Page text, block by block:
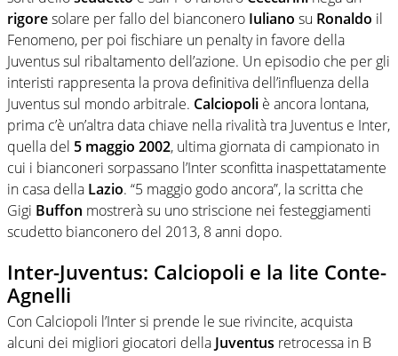
rigoresolare per fallo del bianconero Iuliano su Ronaldo il
Fenomeno, per poi fischiare un penalty in favore della
Juventus sul ribaltamento dell’azione. Un episodio che per gli
interisti rappresenta la prova definitiva dell’influenza della
Juventus sul mondo arbitrale. Calciopoli è ancora lontana,
prima c’è un’altra data chiave nella rivalità tra Juventus e Inter,
quella del 5 maggio 2002, ultima giornata di campionato in
cui i bianconeri sorpassano l’Inter sconfitta inaspettatamente
in casa della Lazio. “5 maggio godo ancora”, la scritta che
Gigi Buffon mostrerà su uno striscione nei festeggiamenti
scudetto bianconero del 2013, 8 anni dopo.
Inter-Juventus: Calciopoli e la lite Conte-
Agnelli
Con Calciopoli l’Inter si prende le sue rivincite, acquista
alcuni dei migliori giocatori della Juventus retrocessa in B